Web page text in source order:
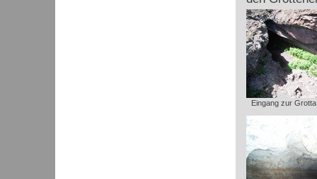
Eingang zur